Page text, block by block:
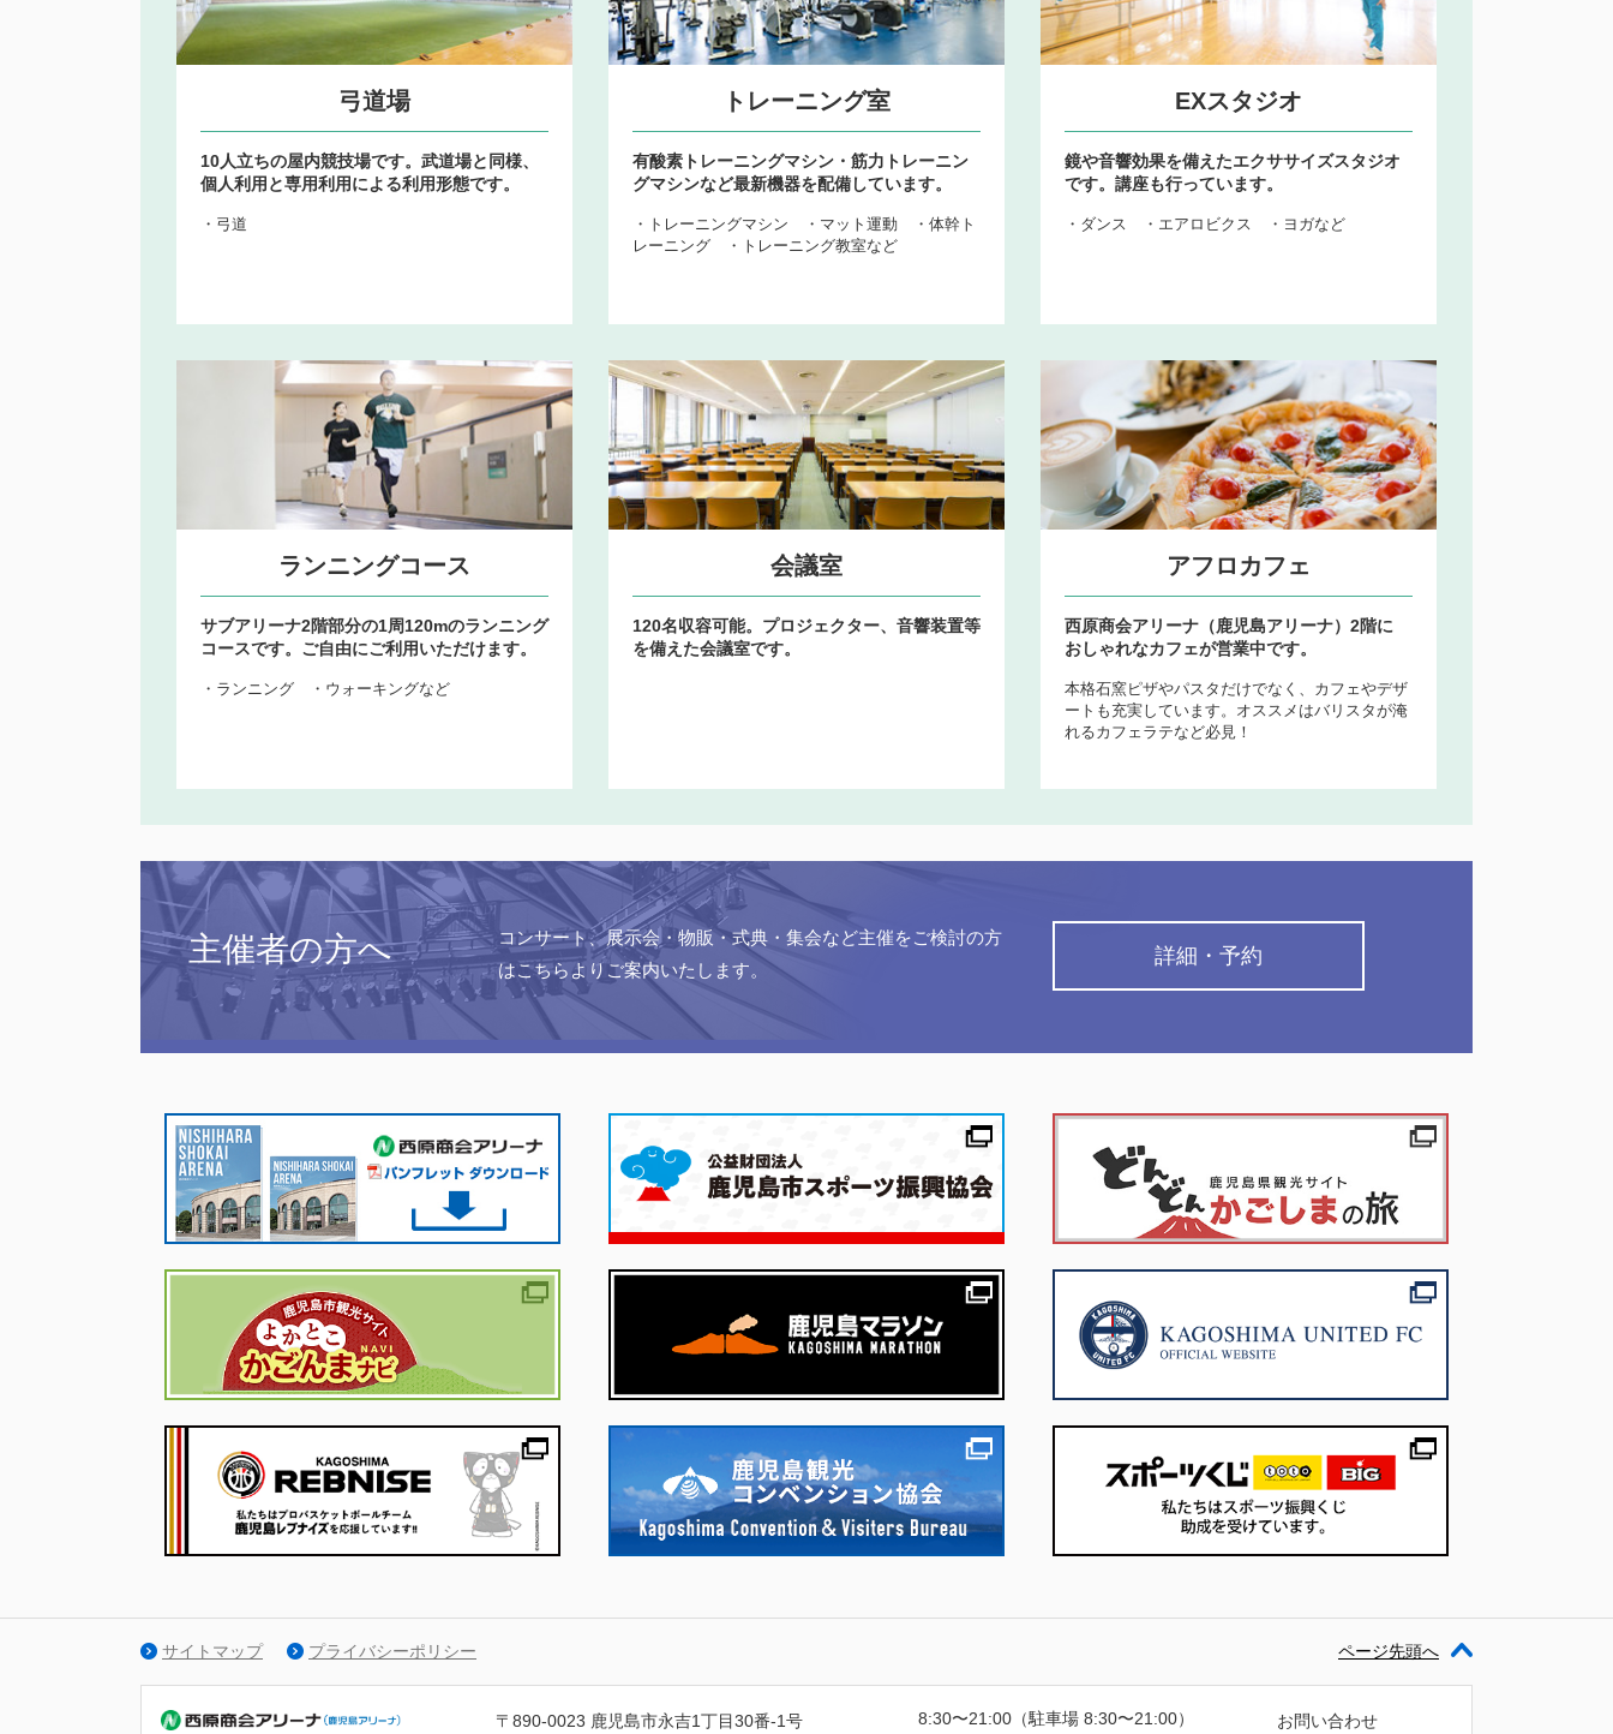
弓道場
10人立ちの屋内競技場です。武道場と同様、
個人利用と専用利用による利用形態です。
・弓道
トレーニング室
有酸素トレーニングマシン・筋力トレーニン
グマシンなど最新機器を配備しています。
・トレーニングマシン ・マット運動 ・体幹ト
レーニング ・トレーニング教室など
EXスタジオ
鏡や音響効果を備えたエクササイズスタジオ
です。講座も行っています。
・ダンス ・エアロビクス ・ヨガなど
ランニングコース
サブアリーナ2階部分の1周120mのランニング
コースです。ご自由にご利用いただけます。
・ランニング ・ウォーキングなど
会議室
120名収容可能。プロジェクター、音響装置等
を備えた会議室です。
アフロカフェ
西原商会アリーナ（鹿児島アリーナ）2階に
おしゃれなカフェが営業中です。
本格石窯ピザやパスタだけでなく、カフェやデザ
ートも充実しています。オススメはバリスタが淹
れるカフェラテなど必見！
主催者の方へ
コンサート、展示会・物販・式典・集会など主催をご検討の方
はこちらよりご案内いたします。
詳細・予約
サイトマップ プライバシーポリシー ページ先頭へ
〒890-0023 鹿児島市永吉1丁目30番-1号 8:30〜21:00（駐車場 8:30〜21:00）
お問い合わせ